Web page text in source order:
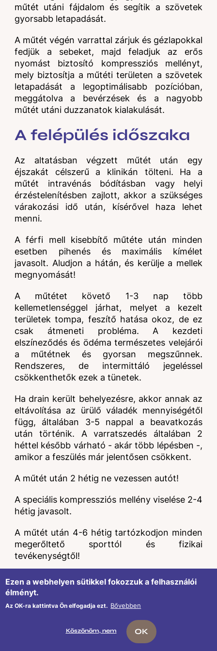
műtét utáni fájdalom és segítik a szövetek
gyorsabb letapadását.
A műtét végén varrattal zárjuk és gézlapokkal
fedjük a sebeket, majd feladjuk az erős
nyomást biztosító kompressziósmellényt,
mely biztosítja a műtéti területen a szövetek
letapadását a legoptimálisabb pozícióban,
meggátolva a bevérzések és a nagyobb
műtét utáni duzzanatok kialakulását.
A felépülés időszaka
Az altatásban végzett műtét után egy
éjszakát célszerű a klinikán tölteni. Ha a
műtét intravénás bódításban vagy helyi
érzéstelenítésben zajlott, akkor a szükséges
várakozási idő után, kísérővel haza lehet
menni.
A férfi mell kisebbítő műtéte után minden
esetben pihenés és maximális kímélet
javasolt. Aludjon a hátán, és kerülje a mellek
megnyomását!
A műtétet követő 1-3 nap több
kellemetlenséggel járhat, melyet a kezelt
területek tompa, feszítő hatása okoz, de ez
csak átmeneti probléma. A kezdeti
elszíneződés és ödéma természetes velejárói
a műtétnek és gyorsan megszűnnek.
Rendszeres, de intermittáló jegeléssel
csökkenthetők ezek a tünetek.
Ha drain került behelyezésre, akkor annak az
eltávolítása az ürülő váladék mennyiségétől
függ, általában 3-5 nappal a beavatkozás
után történik. A varratszedés általában 2
héttel később várható - akár több lépésben -,
amikor a feszülés már jelentősen csökkent.
A műtét után 2 hétig ne vezessen autót!
A speciális kompressziós mellény viselése 2-4
hétig javasolt.
A műtét után 4-6 hétig tartózkodjon minden
megerőltető sporttól és fizikai
tevékenységtől!
A felépülés időszaka alatt (6 hét) kerülni kell a
napozást és a szoláriumot! A hegeket
hidratáló és fényvédő krémmel szükséges
védeni a kímélő periódus letelte után is
Ezen a webhelyen sütikkel fokozzuk a felhasználói
élményt.
Az OK-ra kattintva Ön elfogadja ezt. Bővebben
OK
Köszönöm, nem